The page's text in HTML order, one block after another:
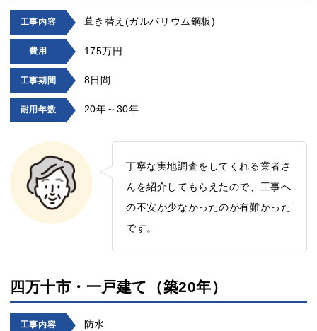
工事内容 葺き替え(ガルバリウム鋼板)
費用 175万円
工事期間 8日間
耐用年数 20年～30年
丁寧な実地調査をしてくれる業者さ
んを紹介してもらえたので、工事へ
の不安が少なかったのが有難かった
です。
四万十市・一戸建て（築20年）
工事内容 防水